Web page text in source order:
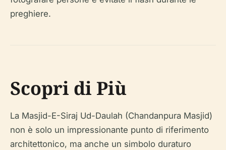
preghiere.
Scopri di Più
La Masjid-E-Siraj Ud-Daulah (Chandanpura Masjid)
non è solo un impressionante punto di riferimento
architettonico, ma anche un simbolo duraturo